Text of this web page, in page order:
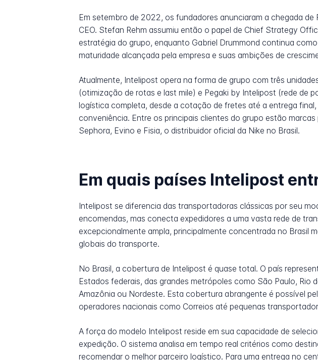
Em setembro de 2022, os fundadores anunciaram a chegada
CEO. Stefan Rehm assumiu então o papel de Chief Strategy
estratégia do grupo, enquanto Gabriel Drummond continua
maturidade alcançada pela empresa e suas ambições de
Atualmente, Intelipost opera na forma de grupo com três
(otimização de rotas e last mile) e Pegaki by Intelipost (rede de
logística completa, desde a cotação de fretes até a entrega
conveniência. Entre os principais clientes do grupo estão
Sephora, Evino e Fisia, o distribuidor oficial da Nike no Brasil.
Em quais países Intelipost
Intelipost se diferencia das transportadoras clássicas por seu
encomendas, mas conecta expedidores a uma vasta rede de
excepcionalmente ampla, principalmente concentrada no Brasil
globais do transporte.
No Brasil, a cobertura de Intelipost é quase total. O país
Estados federais, das grandes metrópoles como São Paulo,
Amazônia ou Nordeste. Esta cobertura abrangente é possível
operadores nacionais como Correios até pequenas
A força do modelo Intelipost reside em sua capacidade de
expedição. O sistema analisa em tempo real critérios como
recomendar o melhor parceiro logístico. Para uma entrega no